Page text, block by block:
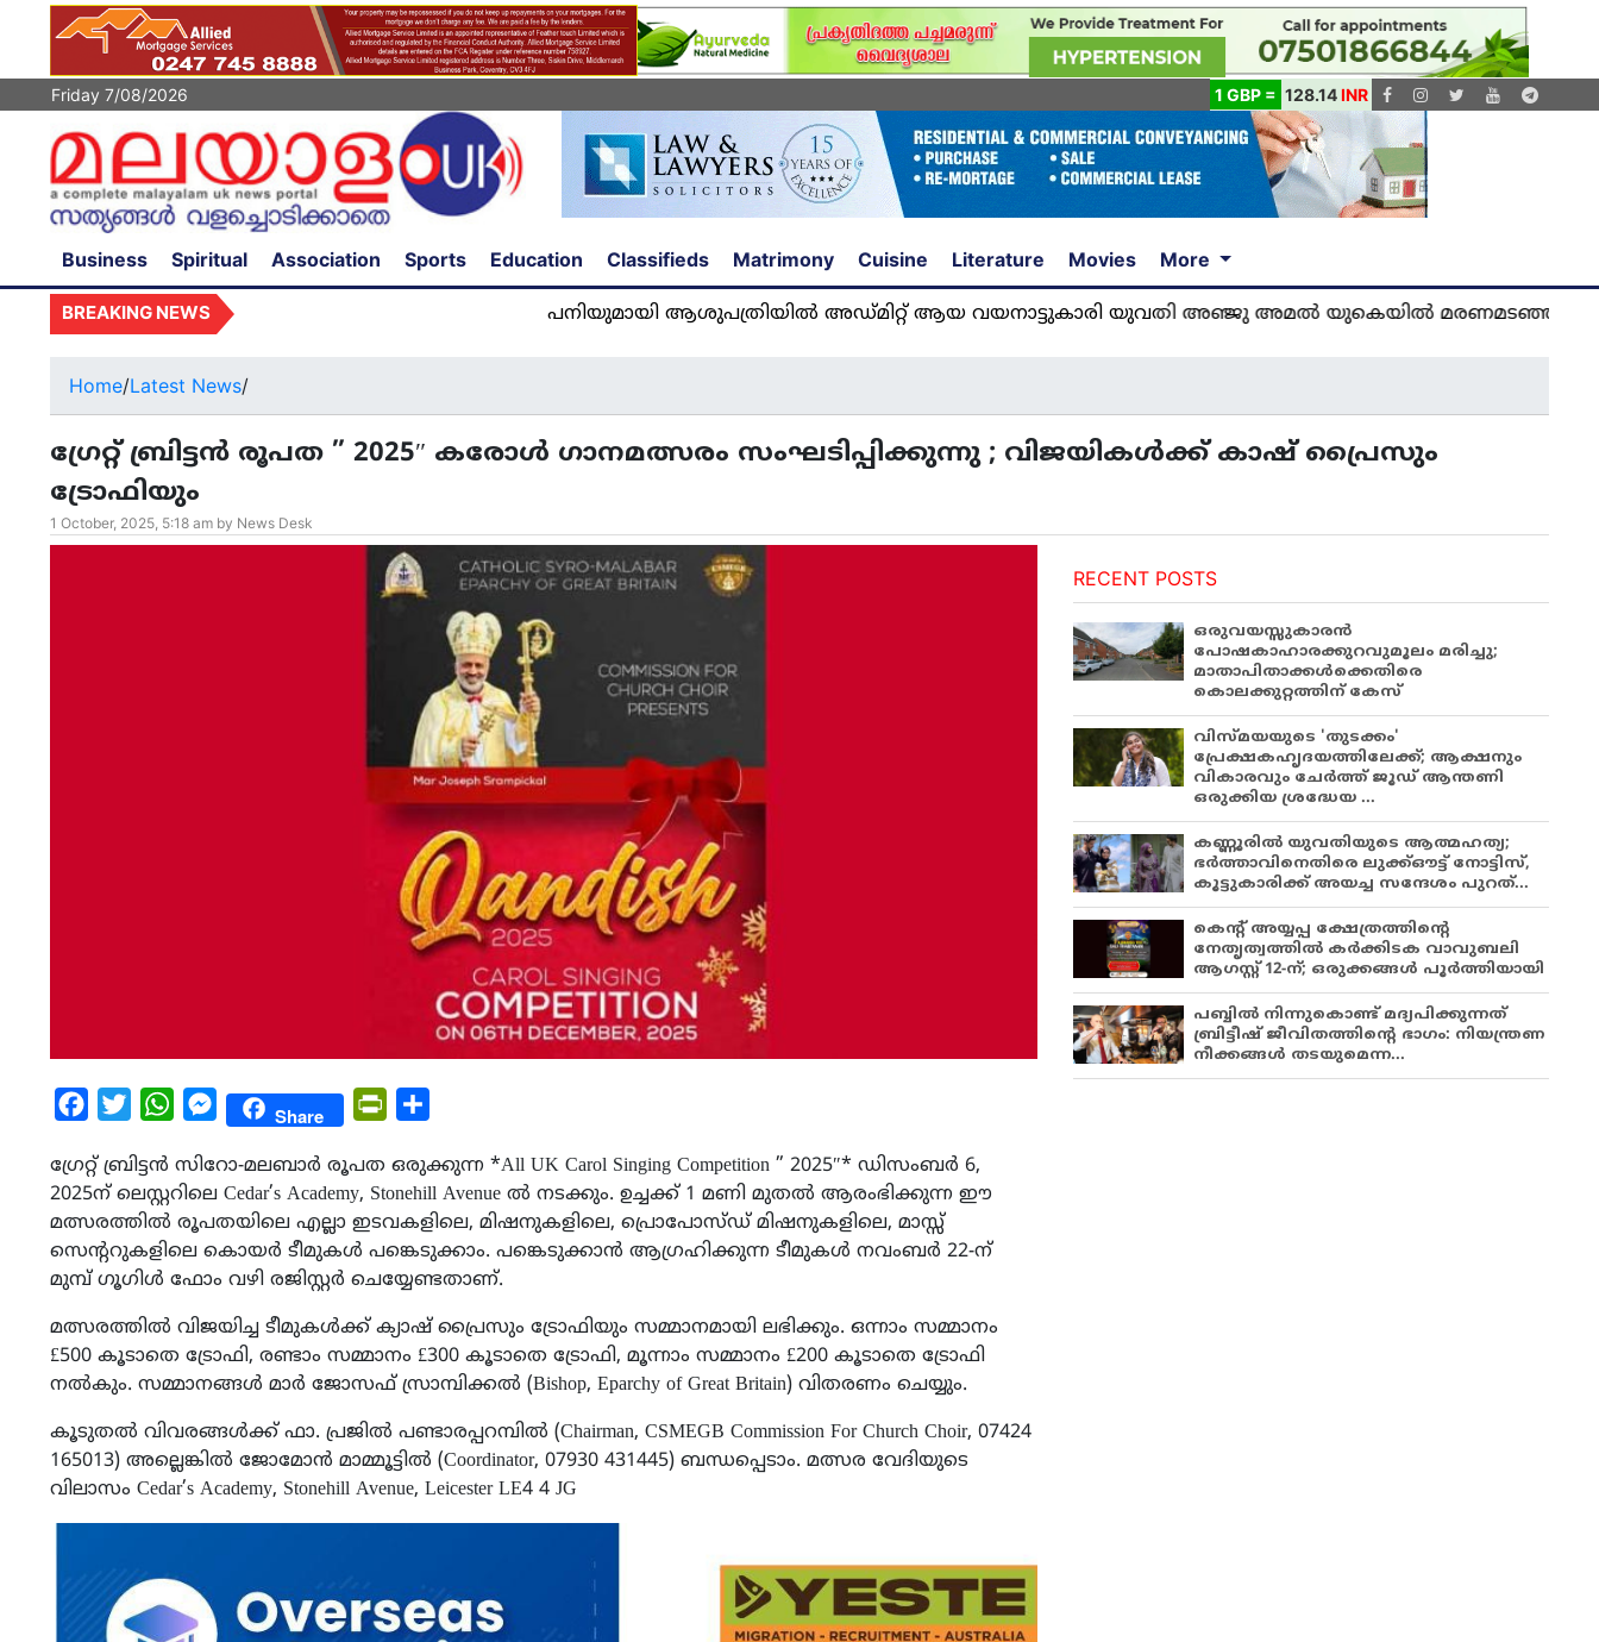
Friday 7/08/2026 1 GBP = 128.14INR
Business Spiritual Association Sports Education Classifieds Matrimony Cuisine Literature Movies More
BREAKING NEWS പനിയുമായി ആശുപത്രിയിൽ അഡ്മിറ്റ് ആയ വയനാട്ടുകാരി യുവതി അഞ്ജു അമൽ യുകെയിൽ മരണമടഞ്ഞു...
Home/Latest News/
ഗ്രേറ്റ് ബ്രിട്ടൻ രൂപത ” 2025″ കരോൾ ഗാനമത്സരം സംഘടിപ്പിക്കുന്നു ; വിജയികൾക്ക് കാഷ് പ്രൈസും
ട്രോഫിയും
1 October, 2025, 5:18 am by News Desk
Facebook
Twitter WhatsAppMessengerShare PrintFriendly
ഗ്രേറ്റ് ബ്രിട്ടൻ സിറോ-മലബാർ രൂപത ഒരുക്കുന്ന *All UK Carol Singing Competition ” 2025″* ഡിസംബർ 6,
2025ന് ലെസ്റ്ററിലെ Cedar’s Academy, Stonehill Avenue ൽ നടക്കും. ഉച്ചക്ക് 1 മണി മുതൽ ആരംഭിക്കുന്ന ഈ
മത്സരത്തിൽ രൂപതയിലെ എല്ലാ ഇടവകളിലെ, മിഷനുകളിലെ, പ്രൊപോസ്ഡ് മിഷനുകളിലെ, മാസ്സ്
സെന്ററുകളിലെ കൊയർ ടീമുകൾ പങ്കെടുക്കാം. പങ്കെടുക്കാൻ ആഗ്രഹിക്കുന്ന ടീമുകൾ നവംബർ 22-ന്
മുമ്പ് ഗൂഗിൾ ഫോം വഴി രജിസ്റ്റർ ചെയ്യേണ്ടതാണ്.
മത്സരത്തിൽ വിജയിച്ച ടീമുകൾക്ക് ക്യാഷ് പ്രൈസും ട്രോഫിയും സമ്മാനമായി ലഭിക്കും. ഒന്നാം സമ്മാനം
£500 കൂടാതെ ട്രോഫി, രണ്ടാം സമ്മാനം £300 കൂടാതെ ട്രോഫി, മൂന്നാം സമ്മാനം £200 കൂടാതെ ട്രോഫി
നൽകും. സമ്മാനങ്ങൾ മാർ ജോസഫ് സ്രാമ്പിക്കൽ (Bishop, Eparchy of Great Britain) വിതരണം ചെയ്യും.
കൂടുതൽ വിവരങ്ങൾക്ക് ഫാ. പ്രജിൽ പണ്ടാരപ്പറമ്പിൽ (Chairman, CSMEGB Commission For Church Choir, 07424
165013) അല്ലെങ്കിൽ ജോമോൻ മാമ്മൂട്ടിൽ (Coordinator, 07930 431445) ബന്ധപ്പെടാം. മത്സര വേദിയുടെ
വിലാസം Cedar’s Academy, Stonehill Avenue, Leicester LE4 4 JG
RECENT POSTS
ഒരുവയസ്സുകാരൻ
പോഷകാഹാരക്കുറവുമൂലം മരിച്ചു;
മാതാപിതാക്കൾക്കെതിരെ
കൊലക്കുറ്റത്തിന് കേസ്
വിസ്മയയുടെ 'തുടക്കം'
പ്രേക്ഷകഹൃദയത്തിലേക്ക്; ആക്ഷനും
വികാരവും ചേർത്ത് ജൂഡ് ആന്തണി
ഒരുക്കിയ ശ്രദ്ധേയ ...
കണ്ണൂരിൽ യുവതിയുടെ ആത്മഹത്യ;
ഭർത്താവിനെതിരെ ലുക്ക്ഔട്ട് നോട്ടിസ്,
കൂട്ടുകാരിക്ക് അയച്ച സന്ദേശം പുറത്...
കെന്റ് അയ്യപ്പ ക്ഷേത്രത്തിന്റെ
നേതൃത്വത്തിൽ കർക്കിടക വാവുബലി
ആഗസ്റ്റ് 12-ന്; ഒരുക്കങ്ങൾ പൂർത്തിയായി
പബ്ബില്‍ നിന്നുകൊണ്ട് മദ്യപിക്കുന്നത്
ബ്രിട്ടീഷ് ജീവിതത്തിന്റെ ഭാഗം: നിയന്ത്രണ
നീക്കങ്ങള്‍ തടയുമെന്ന...